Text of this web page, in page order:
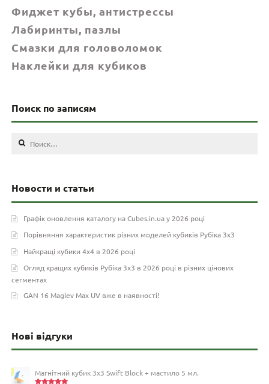
Фиджет кубы, антистрессы
Лабиринты, пазлы
Смазки для головоломок
Наклейки для кубиков
Поиск по записям
Найти:
Новости и статьи
Графік оновлення каталогу на Cubes.in.ua у 2026 році
Порівняння характеристик різних моделей кубиків Рубіка 3х3
Найкращі кубики 4х4 в 2026 році
Огляд кращих кубиків Рубіка 3х3 в 2026 році в різних цінових
сегментах
GAN 16 Maglev Max UV вже в наявності!
Нові відгуки
Магнітний кубик 3х3 Swift Block + мастило 5 мл.